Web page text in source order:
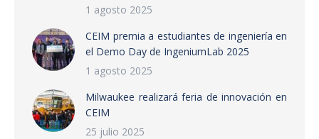
1 agosto 2025
CEIM premia a estudiantes de ingeniería en
el Demo Day de IngeniumLab 2025
1 agosto 2025
Milwaukee realizará feria de innovación en
CEIM
25 julio 2025